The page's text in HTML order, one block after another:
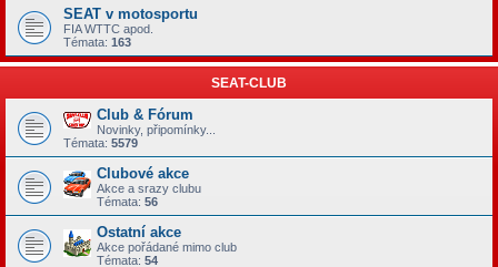
SEAT v motosportu
FIA WTTC apod.
Témata: 163
SEAT-CLUB
Club & Fórum
Novinky, připomínky...
Témata: 5579
Clubové akce
Akce a srazy clubu
Témata: 56
Ostatní akce
Akce pořádané mimo club
Témata: 54